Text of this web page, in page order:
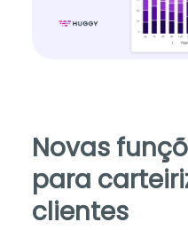
Novas
para
clientes